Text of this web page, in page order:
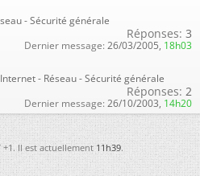
- Sécurité générale
Réponses: 3
Dernier message: 26/03/2005, 18h03
- Réseau - Sécurité générale
Réponses: 2
Dernier message: 26/10/2003, 14h20
+1. Il est actuellement11h39.